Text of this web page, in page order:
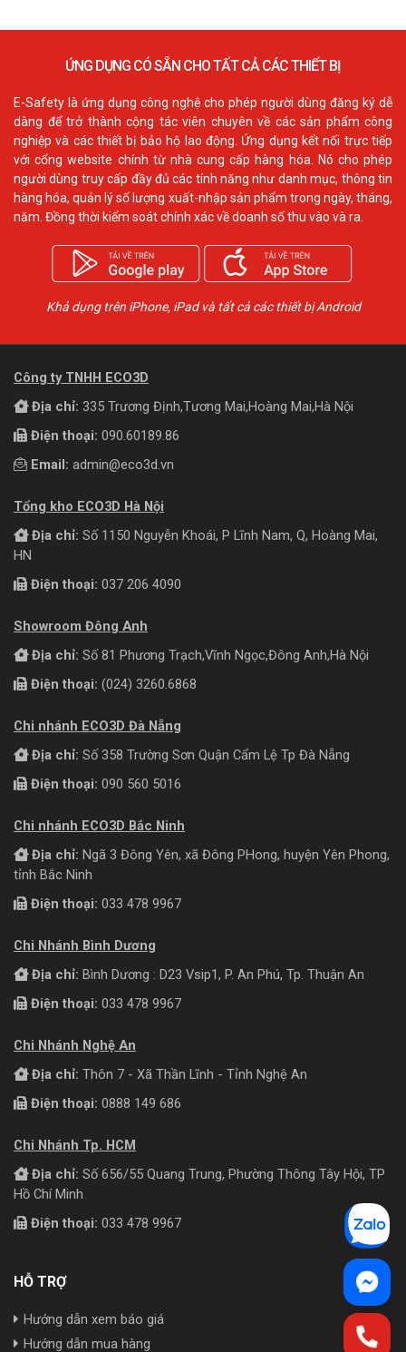
ỨNG DỤNG CÓ SẴN CHO TẤT CẢ CÁC THIẾT BỊ
E-Safety là ứng dụng công nghệ cho phép người dùng đăng ký dễ
dàng để trở thành cộng tác viên chuyên về các sản phẩm công
nghiệp và các thiết bị bảo hộ lao động. Ứng dụng kết nối trực tiếp
với cổng website chính từ nhà cung cấp hàng hóa. Nó cho phép
người dùng truy cấp đầy đủ các tính năng như danh mục, thông tin
hàng hóa, quản lý số lượng xuất-nhập sản phẩm trong ngày, tháng,
năm. Đồng thời kiểm soát chính xác về doanh số thu vào và ra.
Khả dụng trên iPhone, iPad và tất cả các thiết bị Android
Công ty TNHH ECO3D
Địa chỉ: 335 Trương Định,Tương Mai,Hoàng Mai,Hà Nội
Điện thoại: 090.60189.86
Email: admin@eco3d.vn
Tổng kho ECO3D Hà Nội
Địa chỉ: Số 1150 Nguyễn Khoái, P Lĩnh Nam, Q, Hoàng Mai,
HN
Điện thoại: 037 206 4090
Showroom Đông Anh
Địa chỉ: Số 81 Phương Trạch,Vĩnh Ngọc,Đông Anh,Hà Nội
Điện thoại: (024) 3260.6868
Chi nhánh ECO3D Đà Nẵng
Địa chỉ: Số 358 Trường Sơn Quận Cẩm Lệ Tp Đà Nẵng
Điện thoại: 090 560 5016
Chi nhánh ECO3D Bắc Ninh
Địa chỉ: Ngã 3 Đông Yên, xã Đông PHong, huyện Yên Phong,
tỉnh Bắc Ninh
Điện thoại: 033 478 9967
Chi Nhánh Bình Dương
Địa chỉ: Bình Dương : D23 Vsip1, P. An Phú, Tp. Thuận An
Điện thoại: 033 478 9967
Chi Nhánh Nghệ An
Địa chỉ: Thôn 7 - Xã Thần Lĩnh - Tỉnh Nghệ An
Điện thoại: 0888 149 686
Chi Nhánh Tp. HCM
Địa chỉ: Số 656/55 Quang Trung, Phường Thông Tây Hội, TP
Hồ Chí Minh
Điện thoại: 033 478 9967
HỖ TRỢ
Hướng dẫn xem báo giá
Hướng dẫn mua hàng